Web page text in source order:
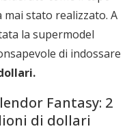
stato realizzato. A
la supermodel
di indossare
Fantasy: 2
di dollari